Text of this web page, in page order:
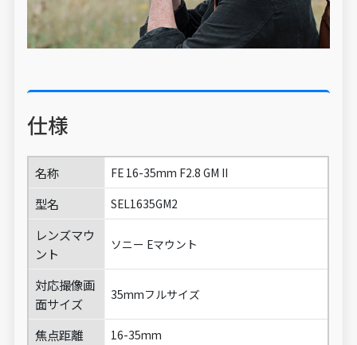
仕様
名称 FE 16-35mm F2.8 GM II
型名 SEL1635GM2
レンズマウ
ント
ソニー Eマウント
対応撮像画
面サイズ
35mmフルサイズ
焦点距離 16-35mm